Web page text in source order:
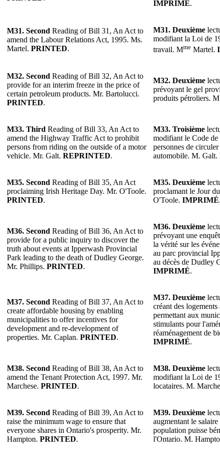
IMPRIMÉ.
M31. Second Reading of Bill 31, An Act to
amend the Labour Relations Act, 1995. Ms.
Martel. PRINTED.
M31. Deuxième
modifiant la Loi de
travail. Mme Martel.
M32. Second Reading of Bill 32, An Act to
provide for an interim freeze in the price of
certain petroleum products. Mr. Bartolucci.
PRINTED.
M32. Deuxième
prévoyant le gel
produits pétroliers.
M33. Third Reading of Bill 33, An Act to
amend the Highway Traffic Act to prohibit
persons from riding on the outside of a motor
vehicle. Mr. Galt. REPRINTED.
M33. Troisième
modifiant le Code de
personnes de
automobile. M. Galt.
M35. Second Reading of Bill 35, An Act
proclaiming Irish Heritage Day. Mr. O'Toole.
PRINTED.
M35. Deuxième
proclamant le Jour
O'Toole. IMPRIMÉ
M36. Second Reading of Bill 36, An Act to
provide for a public inquiry to discover the
truth about events at Ipperwash Provincial
Park leading to the death of Dudley George.
Mr. Phillips. PRINTED.
M36. Deuxième
prévoyant une
la vérité sur les
au parc provincial
au décès de Dudley
IMPRIMÉ.
M37. Second Reading of Bill 37, An Act to
create affordable housing by enabling
municipalities to offer incentives for
development and re-development of
properties. Mr. Caplan. PRINTED.
M37. Deuxième
créant des
permettant aux
stimulants pour
réaménagement de
IMPRIMÉ.
M38. Second Reading of Bill 38, An Act to
amend the Tenant Protection Act, 1997. Mr.
Marchese. PRINTED.
M38. Deuxième
modifiant la Loi de
locataires. M.
M39. Second Reading of Bill 39, An Act to
raise the minimum wage to ensure that
everyone shares in Ontario's prosperity. Mr.
Hampton. PRINTED.
M39. Deuxième
augmentant le
population puisse
l'Ontario. M.